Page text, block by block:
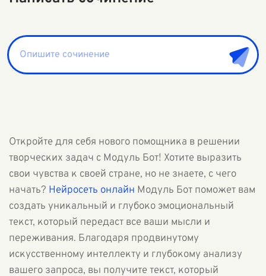
Откройте для себя нового помощника в решении
творческих задач с Модуль Бот! Хотите выразить
свои чувства к своей стране, но не знаете, с чего
начать? Нейросеть онлайн Модуль Бот поможет вам
создать уникальный и глубоко эмоциональный
текст, который передаст все ваши мысли и
переживания. Благодаря продвинутому
искусственному интеллекту и глубокому анализу
вашего запроса, вы получите текст, который